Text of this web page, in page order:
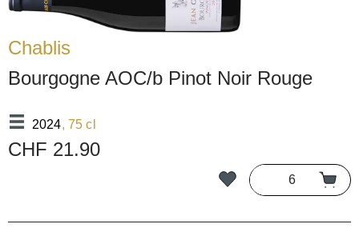
Chablis
Bourgogne AOC/b Pinot Noir Rouge
2024, 75 cl
CHF 21.90